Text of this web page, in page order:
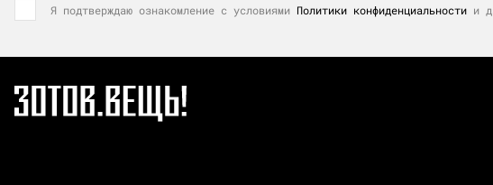
Я подтверждаю ознакомление с условиями Политики конфиденциальности и